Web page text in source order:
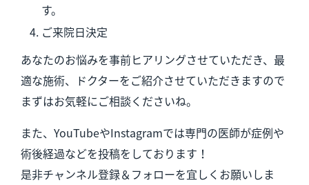
す。
ご来院日決定
あなたのお悩みを事前ヒアリングさせていただき、最
適な施術、ドクターをご紹介させていただきますので
まずはお気軽にご相談くださいね。
また、YouTubeやInstagramでは専門の医師が症例や
術後経過などを投稿をしております！
是非チャンネル登録＆フォローを宜しくお願いしま